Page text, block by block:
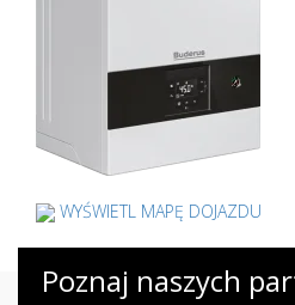
WYŚWIETL MAPĘ DOJAZDU
Poznaj naszych